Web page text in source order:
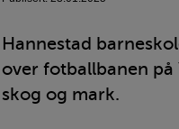
Hannestad
over fotballbanen på
skog og mark.